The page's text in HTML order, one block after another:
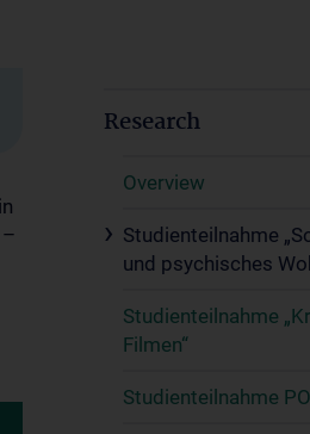
Research
Overview
Studienteilnahme
und psychisches
Studienteilnahme
Filmen“
Studienteilnahme